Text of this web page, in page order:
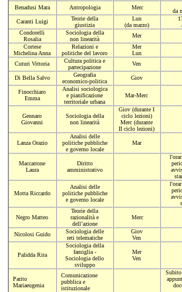
Benadusi Mara Antropologia Merc
da
Caranti Luigi
Teorie della
giustizia
Lun
(da marzo)
Condorelli
Rosalia
Sociologia della
non linearità
Mer
Cortese
Michelina Anna
Relazioni e
politiche del lavoro
Mer
Lun
Cuturi Vittoria
Cultura politica e
partecipazione
Ven
Di Bella Salvo
Geografia
economico-politica
Giov
Finocchiaro
Emma
Analisi sociologica
e pianificazione
territoriale urbana
Mar-Merc
Gennaro
Giovanni
Sociologia della
non linearità
Giov (durante I
ciclo lezioni)
Merc (durante
II ciclo lezioni)
Lanza Orazio
Analisi delle
politiche pubbliche
e governo locale
Mar
Maccarrone
Laura
Diritto
amministrativo
Motta Riccardo
Analisi delle
politiche pubbliche
e governo locale
Negro Matteo
Teorie della
razionalità e
dell’azione
Merc
Nicolosi Guido
Sociologia delle
reti telematiche
Giov
Ven
Palidda Rita
Sociologia della
famiglia -
Sociologia dello
sviluppo
Mer
Ven
Parito
Mariaeugenia
Comunicazione
pubblica e
istituzionale
Subito